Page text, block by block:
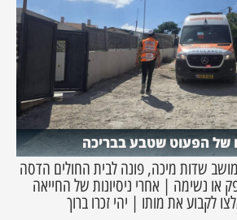
של הפעוט שטבע בבריכה
שדות מיכה, פונה לבית החולים הדסה
או נשימה | אחרי ניסיונות של החייאה
לקבוע את מותו | יהי זכרו ברוך